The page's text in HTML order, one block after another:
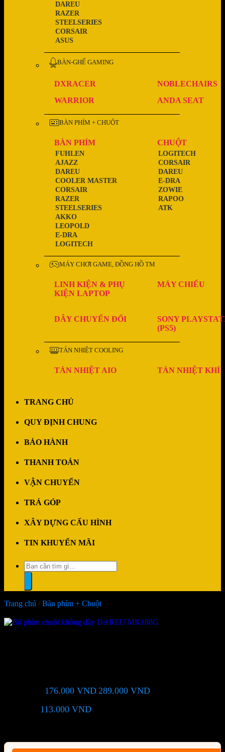
ASUS
CORSAIR
STEELSERIES
RAZER
DAREU
BÀN-GHẾ GAMING
DXRACER
NOBLECHAIRS
WARRIOR
ANDA SEAT
BÀN PHÍM + CHUỘT
BÀN PHÍM
LOGITECH
E-DRA
LEOPOLD
AKKO
STEELSERIES
RAZER
CORSAIR
COOLER MASTER
DAREU
AJAZZ
FUHLEN
CHUỘT
ATK
RAPOO
ZOWIE
E-DRA
DAREU
CORSAIR
LOGITECH
MÁY CHƠI GAME, ĐỒNG HỒ TM
LINH KIỆN & PHỤ
KIỆN LAPTOP
MÁY CHIẾU
DÂY CHUYỂN ĐỔI
SONY
(PS5)
TẢN NHIỆT COOLING
TẢN NHIỆT AIO TẢN NHIỆT KHÍ
TRANG CHỦ
QUY ĐỊNH CHUNG
BẢO HÀNH
THANH TOÁN
VẬN CHUYỂN
TRẢ GÓP
XÂY DỰNG CẤU HÌNH
TIN KHUYẾN MÃI
Tìm
kiếm:
Trang chủ / Bàn phím + Chuột
176.000 VND 289.000 VND
113.000 VND